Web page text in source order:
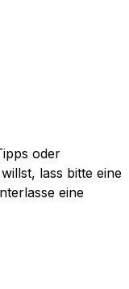
oder
lass bitte eine
eine